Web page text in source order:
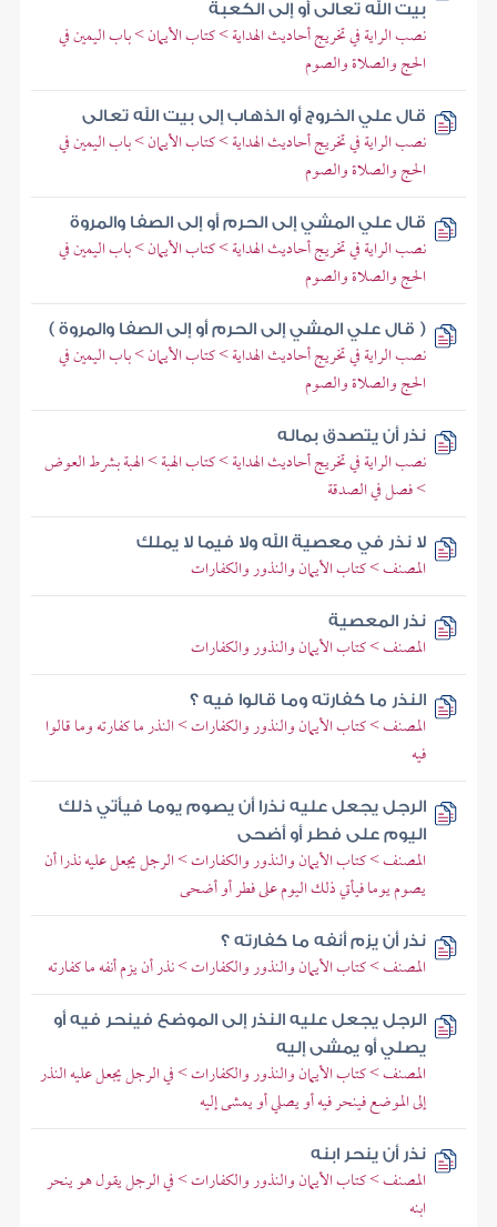
بيت الله تعالى أو إلى الكعبة
نصب الراية في تخريج أحاديث الهداية > كتاب الأيمان > باب اليمين في
الحج والصلاة والصوم
قال علي الخروج أو الذهاب إلى بيت الله تعالى
نصب الراية في تخريج أحاديث الهداية > كتاب الأيمان > باب اليمين في
الحج والصلاة والصوم
قال علي المشي إلى الحرم أو إلى الصفا والمروة
نصب الراية في تخريج أحاديث الهداية > كتاب الأيمان > باب اليمين في
الحج والصلاة والصوم
( قال علي المشي إلى الحرم أو إلى الصفا والمروة )
نصب الراية في تخريج أحاديث الهداية > كتاب الأيمان > باب اليمين في
الحج والصلاة والصوم
نذر أن يتصدق بماله
نصب الراية في تخريج أحاديث الهداية > كتاب الهبة > الهبة بشرط العوض
> فصل في الصدقة
لا نذر في معصية الله ولا فيما لا يملك
المصنف > كتاب الأيمان والنذور والكفارات
نذر المعصية
المصنف > كتاب الأيمان والنذور والكفارات
النذر ما كفارته وما قالوا فيه ؟
المصنف > كتاب الأيمان والنذور والكفارات > النذر ما كفارته وما قالوا
فيه
الرجل يجعل عليه نذرا أن يصوم يوما فيأتي ذلك
اليوم على فطر أو أضحى
المصنف > كتاب الأيمان والنذور والكفارات > الرجل يجعل عليه نذرا أن
يصوم يوما فيأتي ذلك اليوم على فطر أو أضحى
نذر أن يزم أنفه ما كفارته ؟
المصنف > كتاب الأيمان والنذور والكفارات > نذر أن يزم أنفه ما كفارته
الرجل يجعل عليه النذر إلى الموضع فينحر فيه أو
يصلي أو يمشى إليه
المصنف > كتاب الأيمان والنذور والكفارات > في الرجل يجعل عليه النذر
إلى الموضع فينحر فيه أو يصلي أو يمشى إليه
نذر أن ينحر ابنه
المصنف > كتاب الأيمان والنذور والكفارات > في الرجل يقول هو ينحر
ابنه